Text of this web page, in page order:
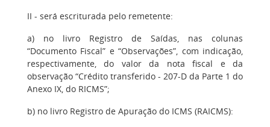
II - será escriturada pelo remetente:
a) no livro Registro de Saídas, nas colunas
“Documento Fiscal” e “Observações”, com indicação,
respectivamente, do valor da nota fiscal e da
observação “Crédito transferido - 207-D da Parte 1 do
Anexo IX, do RICMS”;
b) no livro Registro de Apuração do ICMS (RAICMS):